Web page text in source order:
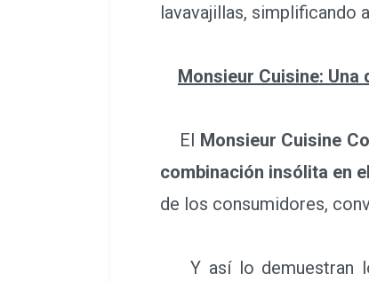
lavavajillas, simplificando
Monsieur Cuisine:
El Monsieur Cuisine
combinación insólita en
de los consumidores,
Y así lo demuestran